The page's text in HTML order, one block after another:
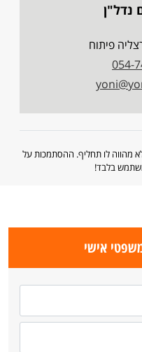
נדל"ן
054-
מהווה לו תחליף. ההסתמכות על
בלבד!
אישי